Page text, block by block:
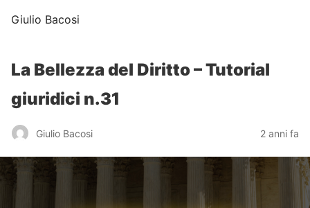
Giulio Bacosi
La Bellezza del Diritto – Tutorial
giuridici n.31
Giulio Bacosi 2 anni fa